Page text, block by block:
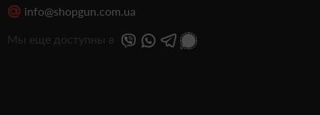
info@shopgun.com.ua
Мы еще доступны в